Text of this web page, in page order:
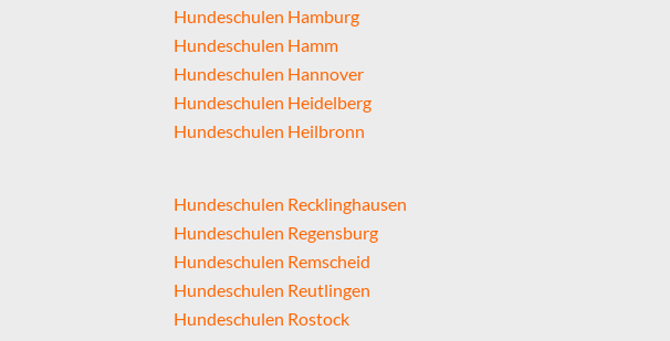
Hundeschulen Hamburg
Hundeschulen Hamm
Hundeschulen Hannover
Hundeschulen Heidelberg
Hundeschulen Heilbronn
Hundeschulen Recklinghausen
Hundeschulen Regensburg
Hundeschulen Remscheid
Hundeschulen Reutlingen
Hundeschulen Rostock